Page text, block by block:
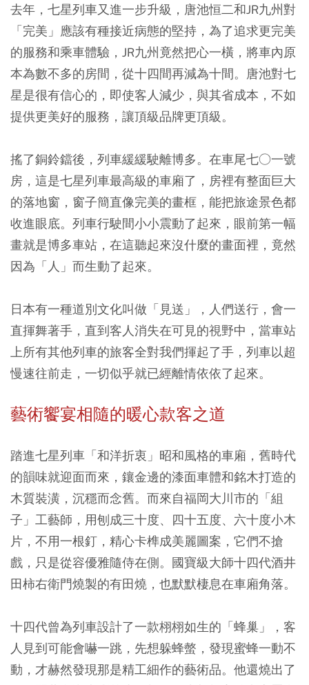
去年，七星列車又進一步升級，唐池恒二和JR九州對
「完美」應該有種接近病態的堅持，為了追求更完美
的服務和乘車體驗，JR九州竟然把心一橫，將車內原
本為數不多的房間，從十四間再減為十間。唐池對七
星是很有信心的，即使客人減少，與其省成本，不如
提供更美好的服務，讓頂級品牌更頂級。
搖了銅鈴鐺後，列車緩緩駛離博多。在車尾七○一號
房，這是七星列車最高級的車廂了，房裡有整面巨大
的落地窗，窗子簡直像完美的畫框，能把旅途景色都
收進眼底。列車行駛間小小震動了起來，眼前第一幅
畫就是博多車站，在這聽起來沒什麼的畫面裡，竟然
因為「人」而生動了起來。
日本有一種道別文化叫做「見送」，人們送行，會一
直揮舞著手，直到客人消失在可見的視野中，當車站
上所有其他列車的旅客全對我們揮起了手，列車以超
慢速往前走，一切似乎就已經離情依依了起來。
藝術饗宴相隨的暖心款客之道
踏進七星列車「和洋折衷」昭和風格的車廂，舊時代
的韻味就迎面而來，鑲金邊的漆面車體和銘木打造的
木質裝潢，沉穩而念舊。而來自福岡大川市的「組
子」工藝師，用刨成三十度、四十五度、六十度小木
片，不用一根釘，精心卡榫成美麗圖案，它們不搶
戲，只是從容優雅隨侍在側。國寶級大師十四代酒井
田柿右衛門燒製的有田燒，也默默棲息在車廂角落。
十四代曾為列車設計了一款栩栩如生的「蜂巢」，客
人見到可能會嚇一跳，先想躲蜂螫，發現蜜蜂一動不
動，才赫然發現那是精工細作的藝術品。他還燒出了